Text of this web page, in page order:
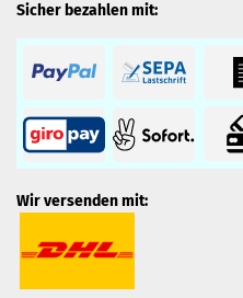
Sicher bezahlen mit:
Wir versenden mit: